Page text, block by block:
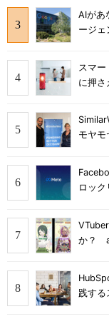
AIが
ージェ
スマ
に押さ
モヤモ
ロッ
か？
践する